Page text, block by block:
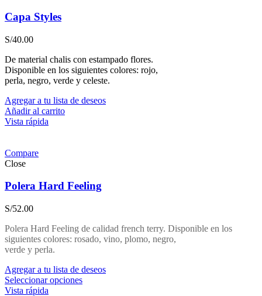
Capa Styles
S/40.00
De material chalis con estampado flores.
Disponible en los siguientes colores: rojo,
perla, negro, verde y celeste.
Agregar a tu lista de deseos
Añadir al carrito
Vista rápida
Compare
Close
Polera Hard Feeling
S/52.00
Polera Hard Feeling de calidad french terry. Disponible en los
siguientes colores: rosado, vino, plomo, negro,
verde y perla.
Agregar a tu lista de deseos
Seleccionar opciones
Vista rápida